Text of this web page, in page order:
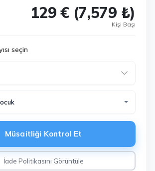
129 € (7,579 ₺)
Kişi Başı
seçin
Müsaitliği Kontrol Et
İade Politikasını Görüntüle